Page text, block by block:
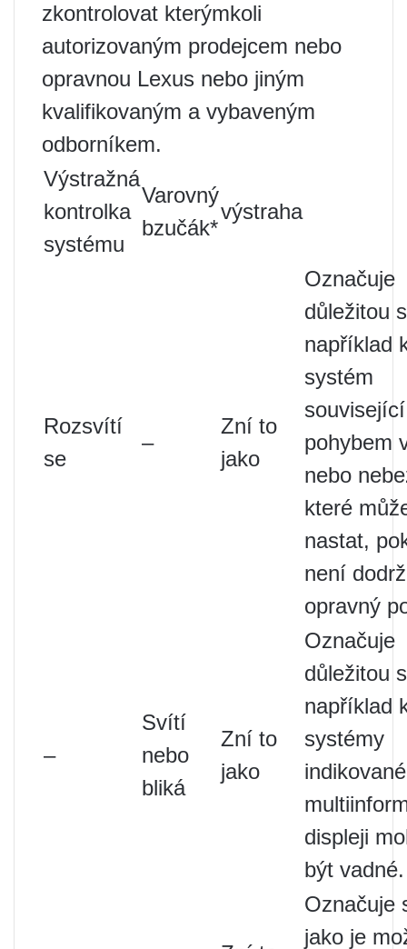
zkontrolovat kterýmkoli
autorizovaným prodejcem nebo
opravnou Lexus nebo jiným
kvalifikovaným a vybaveným
odborníkem.
Výstražná
kontrolka
systému
Varovný
bzučák*
výstraha
Rozsvítí
se
–
Zní to
jako
Označuje
důležitou
například
systém
pohybem
nebo
které
nastat,
není
opravný
–
Svítí
nebo
bliká
Zní to
jako
Označuje
důležitou
například
systémy
displeji
být vadné.
Označuje
jako je